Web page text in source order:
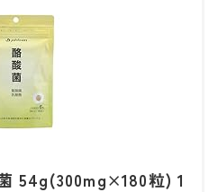
54g(300mg×180粒) 1